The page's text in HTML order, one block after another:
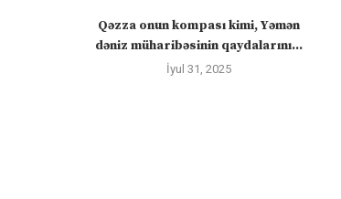
Qəzza onun kompası kimi, Yəmən
dəniz müharibəsinin qaydalarını...
İyul 31, 2025